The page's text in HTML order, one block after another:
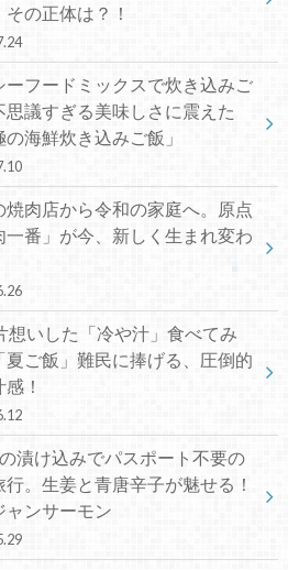
の正体は？！
ーフードミックスで炊き込みご
思議すぎる美味しさに震えた
の海鮮炊き込みご飯」
焼肉店から令和の家庭へ。原点
一番」が今、新しく生まれ変わ
想いした「冷や汁」食べてみ
夏ご飯」難民に捧げる、圧倒的
！
漬け込みでパスポート不要の
行。生姜と青唐辛子が魅せる！
ャンサーモン